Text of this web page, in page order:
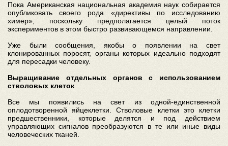
Пока Американская национальная академия наук собирается
опубликовать своего рода «директивы по исследованию
химер», поскольку предполагается целый поток
экспериментов в этом быстро развивающемся направлении.
Уже были сообщения, якобы о появлении на свет
клонированных поросят, органы которых идеально подходят
для пересадки человеку.
Выращивание отдельных органов с использованием
стволовых клеток
Все мы появились на свет из одной-единственной
оплодотворенной яйцеклетки. Стволовые клетки это клетки
предшественники, которые делятся и под действием
управляющих сигналов преобразуются в те или иные виды
человеческих тканей.